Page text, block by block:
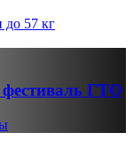
до 57 кг
ГТО